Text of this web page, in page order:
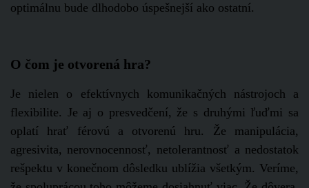
optimálnu bude dlhodobo úspešnejší ako ostatní.
O čom je otvorená hra?
Je nielen o efektívnych komunikačných nástrojoch a
flexibilite. Je aj o presvedčení, že s druhými ľuďmi sa
oplatí hrať férovú a otvorenú hru. Že manipulácia,
agresivita, nerovnocennosť, netolerantnosť a nedostatok
rešpektu v konečnom dôsledku ublížia všetkým. Veríme,